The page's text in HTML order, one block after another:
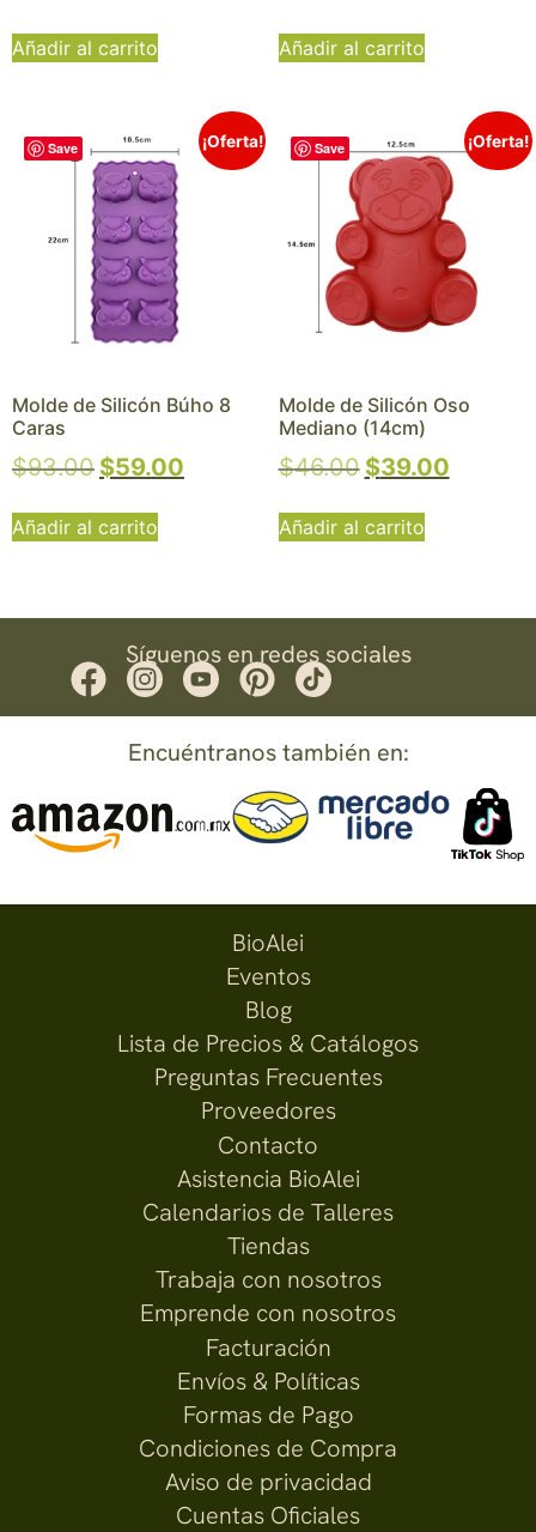
Añadir al carrito Añadir al carrito
Save ¡Oferta!
Molde de Silicón Búho 8
Caras
$93.00 $59.00
Añadir al carrito
Save ¡Oferta!
Molde de Silicón Oso
Mediano (14cm)
$46.00 $39.00
Añadir al carrito
Síguenos en redes sociales
Encuéntranos también en:
BioAlei
Eventos
Blog
Lista de Precios & Catálogos
Preguntas Frecuentes
Proveedores
Contacto
Asistencia BioAlei
Calendarios de Talleres
Tiendas
Trabaja con nosotros
Emprende con nosotros
Facturación
Envíos & Políticas
Formas de Pago
Condiciones de Compra
Aviso de privacidad
Cuentas Oficiales